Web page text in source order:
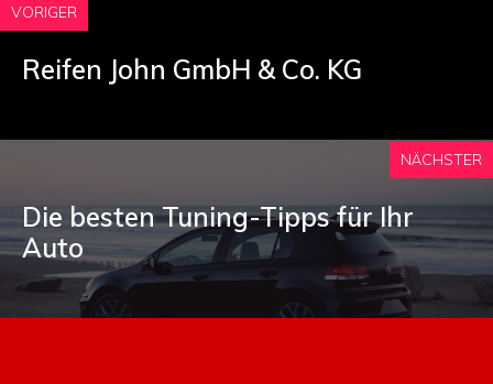
VORIGER
Reifen John GmbH & Co. KG
NÄCHSTER
Die besten Tuning-Tipps für Ihr
Auto